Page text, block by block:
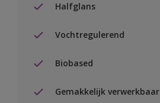
Halfglans
Vochtregulerend
Biobased
Gemakkelijk verwerkbaar